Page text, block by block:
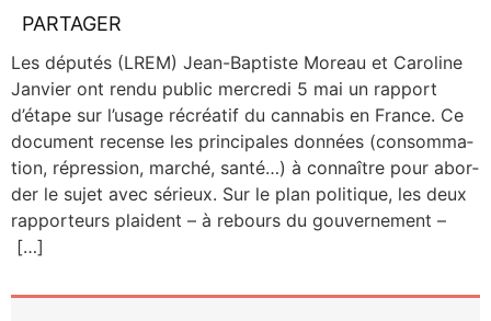
PARTAGER
Les dépu­tés (LREM) Jean-Bap­­tiste Moreau et Caro­line
Jan­vier ont ren­du public mer­cre­di 5 mai un rap­port
d’étape sur l’usage récréa­tif du can­na­bis en France. Ce
docu­ment recense les prin­ci­pales don­nées (consom­ma­
tion, répres­sion, mar­ché, san­té…) à connaître pour abor­
der le sujet avec sérieux. Sur le plan poli­tique, les deux
rap­por­teurs plaident – à rebours du gouvernement –
[…]